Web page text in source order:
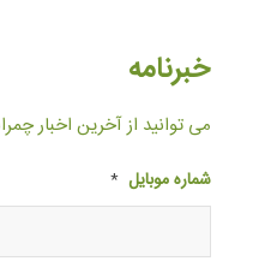
خبرنامه
می توانید از آخرین اخبار
شماره موبایل *